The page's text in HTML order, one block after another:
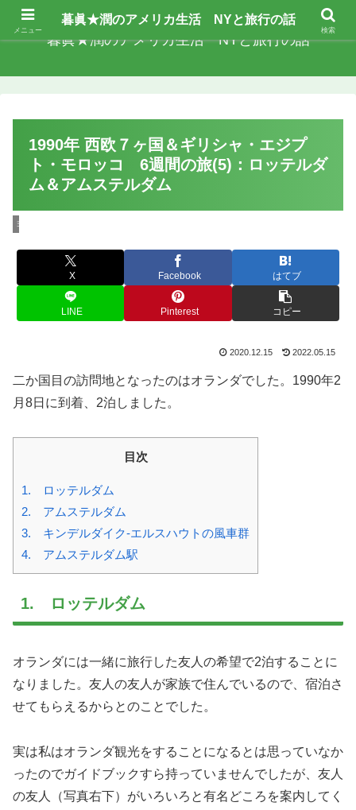
暮眞★潤のアメリカ生活 NYと旅行の話
1990年 西欧７ヶ国＆ギリシャ・エジプ
ト・モロッコ 6週間の旅(5)：ロッテルダ
ム＆アムステルダム
ヨーロッパ
X Facebook はてブ
LINE Pinterest コピー
2020.12.15 2022.05.15
二か国目の訪問地となったのはオランダでした。1990年2
月8日に到着、2泊しました。
目次
1. ロッテルダム
2. アムステルダム
3. キンデルダイク-エルスハウトの風車群
4. アムステルダム駅
1. ロッテルダム
オランダには一緒に旅行した友人の希望で2泊することに
なりました。友人の友人が家族で住んでいるので、宿泊さ
せてもらえるからとのことでした。
実は私はオランダ観光をすることになるとは思っていなか
ったのでガイドブックすら持っていませんでしたが、友人
の友人（写真右下）がいろいろと有名どころを案内してく
メニュー
暮眞★潤のアメリカ生活 NYと旅行の話
検索